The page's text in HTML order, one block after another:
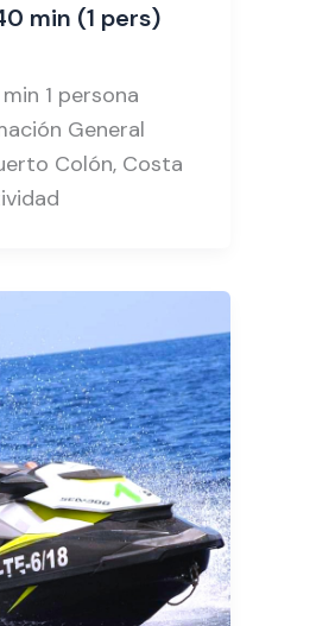
min (1 pers)
1 persona
General
Colón, Costa